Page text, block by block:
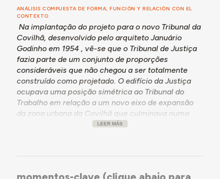
ANÁLISIS COMPUESTA DE FORMA, FUNCIÓN Y RELACIÓN CON EL
CONTEXTO
Na implantação do projeto para o novo Tribunal da
Covilhã, desenvolvido pelo arquiteto Januário
Godinho em 1954 , vê-se que o Tribunal de Justiça
fazia parte de um conjunto de proporções
consideráveis que não chegou a ser totalmente
construído como projetado. O edifício da Justiça
ocupava uma posição simétrica ao Tribunal do
Trabalho em relação a um novo eixo de expansão
da zona urbana da Covilhã que culminava numa
praça ladeada por edifícios de "arquitetura
para o gaveto das ruas que vão dar à praça
LEER MÁS